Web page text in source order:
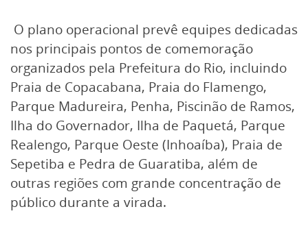
O plano operacional prevê equipes dedicadas
nos principais pontos de comemoração
organizados pela Prefeitura do Rio, incluindo
Praia de Copacabana, Praia do Flamengo,
Parque Madureira, Penha, Piscinão de Ramos,
Ilha do Governador, Ilha de Paquetá, Parque
Realengo, Parque Oeste (Inhoaíba), Praia de
Sepetiba e Pedra de Guaratiba, além de
outras regiões com grande concentração de
público durante a virada.